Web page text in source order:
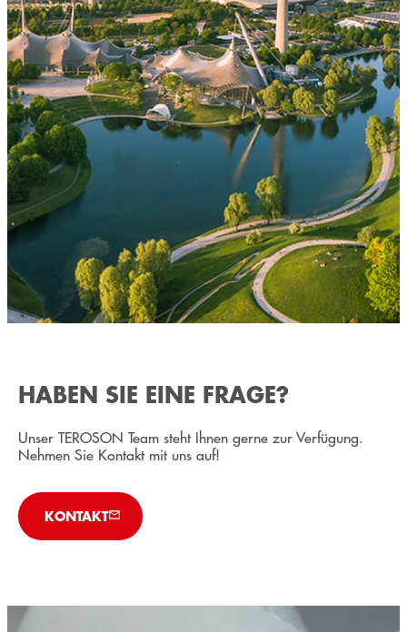
HABEN SIE EINE FRAGE?
Unser TEROSON Team steht Ihnen gerne zur Verfügung.
Nehmen Sie Kontakt mit uns auf!
KONTAKT